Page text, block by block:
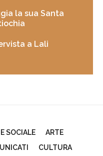
la sua Santa
a Lali
SOCIALE
ARTE
CULTURA